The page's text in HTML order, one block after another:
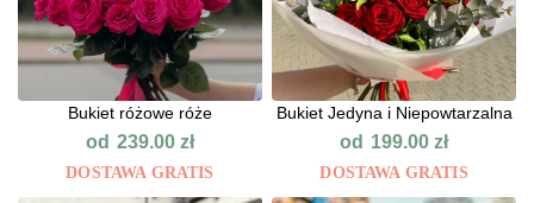
Bukiet różowe róże
od 239.00 zł
DOSTAWA GRATIS
Bukiet Jedyna i Niepowtarzalna
od 199.00zł
DOSTAWA GRATIS